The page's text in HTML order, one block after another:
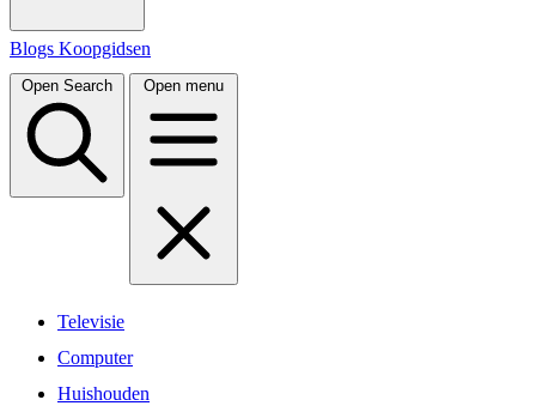
Blogs Koopgidsen
Open Search Open menu
Televisie
Computer
Huishouden